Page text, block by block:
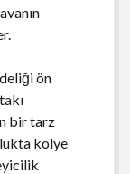
ön
bir tarz
kolye